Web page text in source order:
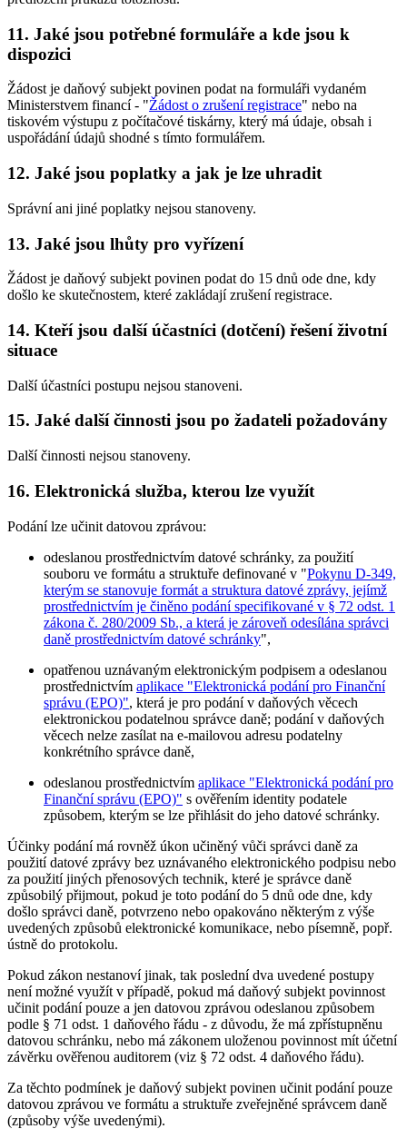
11. Jaké jsou potřebné formuláře a kde jsou k
dispozici
Žádost je daňový subjekt povinen podat na formuláři vydaném
Ministerstvem financí - "Žádost o zrušení registrace" nebo na
tiskovém výstupu z počítačové tiskárny, který má údaje, obsah i
uspořádání údajů shodné s tímto formulářem.
12. Jaké jsou poplatky a jak je lze uhradit
Správní ani jiné poplatky nejsou stanoveny.
13. Jaké jsou lhůty pro vyřízení
Žádost je daňový subjekt povinen podat do 15 dnů ode dne, kdy
došlo ke skutečnostem, které zakládají zrušení registrace.
14. Kteří jsou další účastníci (dotčení) řešení životní
situace
Další účastníci postupu nejsou stanoveni.
15. Jaké další činnosti jsou po žadateli požadovány
Další činnosti nejsou stanoveny.
16. Elektronická služba, kterou lze využít
Podání lze učinit datovou zprávou:
odeslanou prostřednictvím datové schránky, za použití
souboru ve formátu a struktuře definované v "Pokynu D-349,
kterým se stanovuje formát a struktura datové zprávy, jejímž
prostřednictvím je činěno podání specifikované v § 72 odst. 1
zákona č. 280/2009 Sb., a která je zároveň odesílána správci
daně prostřednictvím datové schránky",
opatřenou uznávaným elektronickým podpisem a odeslanou
prostřednictvím aplikace "Elektronická podání pro Finanční
správu (EPO)", která je pro podání v daňových věcech
elektronickou podatelnou správce daně; podání v daňových
věcech nelze zasílat na e-mailovou adresu podatelny
konkrétního správce daně,
odeslanou prostřednictvím aplikace "Elektronická podání pro
Finanční správu (EPO)" s ověřením identity podatele
způsobem, kterým se lze přihlásit do jeho datové schránky.
Účinky podání má rovněž úkon učiněný vůči správci daně za
použití datové zprávy bez uznávaného elektronického podpisu nebo
za použití jiných přenosových technik, které je správce daně
způsobilý přijmout, pokud je toto podání do 5 dnů ode dne, kdy
došlo správci daně, potvrzeno nebo opakováno některým z výše
uvedených způsobů elektronické komunikace, nebo písemně, popř.
ústně do protokolu.
Pokud zákon nestanoví jinak, tak poslední dva uvedené postupy
není možné využít v případě, pokud má daňový subjekt povinnost
učinit podání pouze a jen datovou zprávou odeslanou způsobem
podle § 71 odst. 1 daňového řádu - z důvodu, že má zpřístupněnu
datovou schránku, nebo má zákonem uloženou povinnost mít účetní
závěrku ověřenou auditorem (viz § 72 odst. 4 daňového řádu).
Za těchto podmínek je daňový subjekt povinen učinit podání pouze
datovou zprávou ve formátu a struktuře zveřejněné správcem daně
(způsoby výše uvedenými).